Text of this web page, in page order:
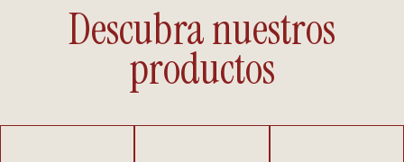
Descubra nuestros
productos